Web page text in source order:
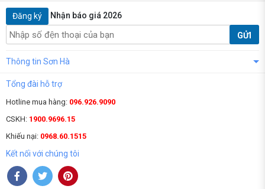
Đăng ký Nhận báo giá 2026
GỬI
Thông tin Sơn Hà
Tổng đài hỗ trợ
Hotline mua hàng: 096.926.9090
CSKH: 1900.9696.15
Khiếu nại: 0968.60.1515
Kết nối với chúng tôi